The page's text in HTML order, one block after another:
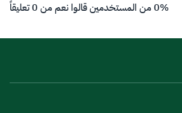
0% من المستخدمين قالوا نعم من 0 تعليقاً